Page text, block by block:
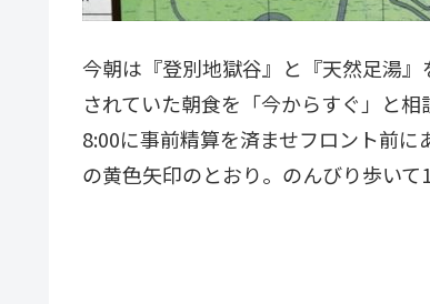
今朝は『登別地獄谷』と『天然足湯
されていた朝食を「今からすぐ」と
8:00に事前精算を済ませフロント前
の黄色矢印のとおり。のんびり歩いて